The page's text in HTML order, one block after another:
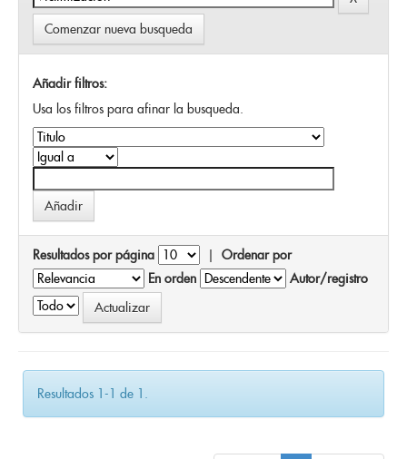
Comenzar nueva busqueda
Añadir filtros:
Usa los filtros para afinar la busqueda.
Resultados por página | Ordenar por
En orden
Autor/registro
Resultados 1-1 de 1.